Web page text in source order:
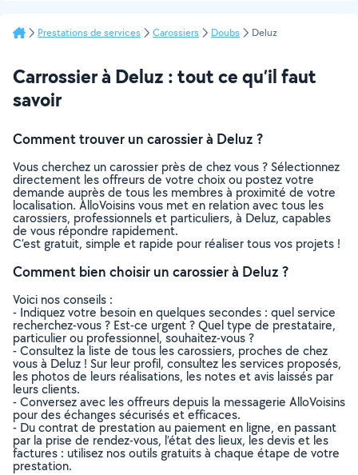
Prestations de services Carossiers Doubs Deluz
Carrossier à Deluz : tout ce qu’il faut
savoir
Comment trouver un carossier à Deluz ?
Vous cherchez un carossier près de chez vous ? Sélectionnez
directement les offreurs de votre choix ou postez votre
demande auprès de tous les membres à proximité de votre
localisation. AlloVoisins vous met en relation avec tous les
carossiers, professionnels et particuliers, à Deluz, capables
de vous répondre rapidement.
C’est gratuit, simple et rapide pour réaliser tous vos projets !
Comment bien choisir un carossier à Deluz ?
Voici nos conseils :
- Indiquez votre besoin en quelques secondes : quel service
recherchez-vous ? Est-ce urgent ? Quel type de prestataire,
particulier ou professionnel, souhaitez-vous ?
- Consultez la liste de tous les carossiers, proches de chez
vous à Deluz ! Sur leur profil, consultez les services proposés,
les photos de leurs réalisations, les notes et avis laissés par
leurs clients.
- Conversez avec les offreurs depuis la messagerie AlloVoisins
pour des échanges sécurisés et efficaces.
- Du contrat de prestation au paiement en ligne, en passant
par la prise de rendez-vous, l’état des lieux, les devis et les
factures : utilisez nos outils gratuits à chaque étape de votre
prestation.